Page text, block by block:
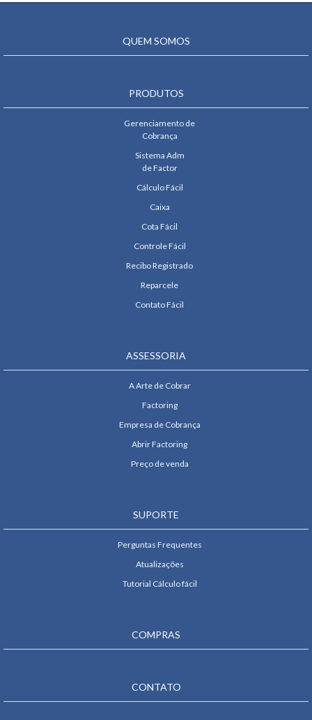
QUEM SOMOS
PRODUTOS
Gerenciamento de
Cobrança
Sistema Adm
de Factor
Cálculo Fácil
Caixa
Cota Fácil
Controle Fácil
Recibo Registrado
Reparcele
Contato Fácil
ASSESSORIA
A Arte de Cobrar
Factoring
Empresa de Cobrança
Abrir Factoring
Preço de venda
SUPORTE
Perguntas Frequentes
Atualizações
Tutorial Cálculo fácil
COMPRAS
CONTATO